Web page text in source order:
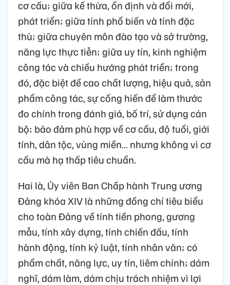
cơ cấu; giữa kế thừa, ổn định và đổi mới,
phát triển; giữa tính phổ biến và tính đặc
thù; giữa chuyên môn đào tạo và sở trường,
năng lực thực tiễn; giữa uy tín, kinh nghiệm
công tác và chiều hướng phát triển; trong
đó, đặc biệt đề cao chất lượng, hiệu quả, sản
phẩm công tác, sự cống hiến để làm thước
đo chính trong đánh giá, bố trí, sử dụng cán
bộ; bảo đảm phù hợp về cơ cấu, độ tuổi, giới
tính, dân tộc, vùng miền… nhưng không vì cơ
cấu mà hạ thấp tiêu chuẩn.
Hai là, Ủy viên Ban Chấp hành Trung ương
Đảng khóa XIV là những đồng chí tiêu biểu
cho toàn Đảng về tính tiền phong, gương
mẫu, tính xây dựng, tính chiến đấu, tính
hành động, tính kỷ luật, tính nhân văn; có
phẩm chất, năng lực, uy tín, liêm chính; dám
nghĩ, dám làm, dám chịu trách nhiệm vì lợi